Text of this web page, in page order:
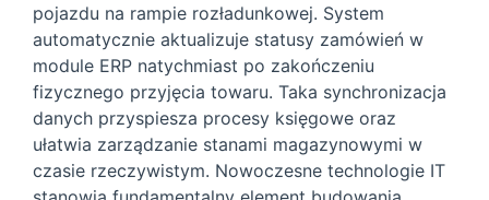
pojazdu na rampie rozładunkowej. System
automatycznie aktualizuje statusy zamówień w
module ERP natychmiast po zakończeniu
fizycznego przyjęcia towaru. Taka synchronizacja
danych przyspiesza procesy księgowe oraz
ułatwia zarządzanie stanami magazynowymi w
czasie rzeczywistym. Nowoczesne technologie IT